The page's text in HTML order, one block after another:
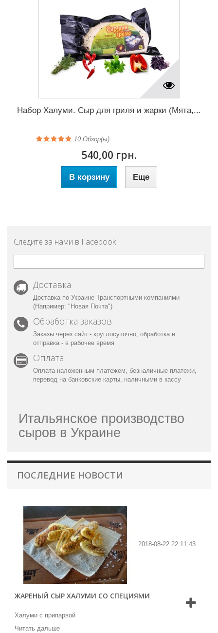
Набор Халуми. Сыр для гриля и жарки (Мята,...
10 Обзор(ы)
540,00 грн.
В корзину Еще
Следите за нами в Facebook
Доставка
Доставка по Украине Транспортными компаниями
(Например: "Новая Почта")
Обработка заказов
Заказы через сайт - круглосуточно, обработка и
отправка - в рабочее время
Оплата
Оплата наложенным платежем, безналичные платежи,
перевод на банковские карты, наличными в кассу
Итальянское производство
сыров в Украине
ПОСЛЕДНИЕ НОВОСТИ
2018-08-22 22:11:43
ЖАРЕНЫЙ СЫР ХАЛУМИ СО СПЕЦИЯМИ
Халуми с припарвой
Читать дальше